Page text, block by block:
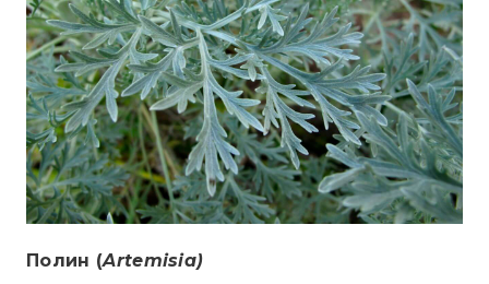
Полин (Artemisia)